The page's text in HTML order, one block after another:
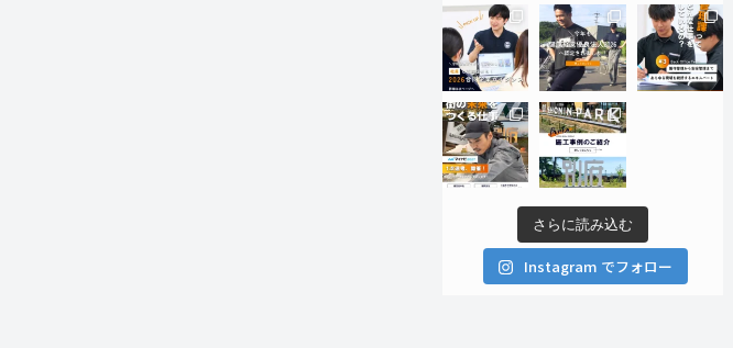
さらに読み込む
Instagram でフォロー